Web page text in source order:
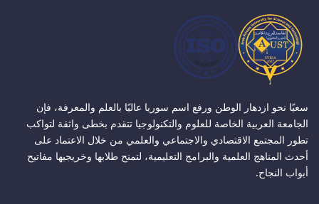
سعيًا نحو ازدهار الوطن ورفع اسم سوريا عاليًا بالعلم والمعرفة، فإن
الجامعة العربية الخاصة للعلوم والتكنولوجيا تتقدم بخطى واثقة لتواكب
تطور المجتمع الاقتصادي والاجتماعي والعلمي من خلال الاعتماد على
أحدث المناهج العلمية والبرامج التعليمية، لتمنح طلابها وخريجيها مفاتيح
أبواب النجاح.